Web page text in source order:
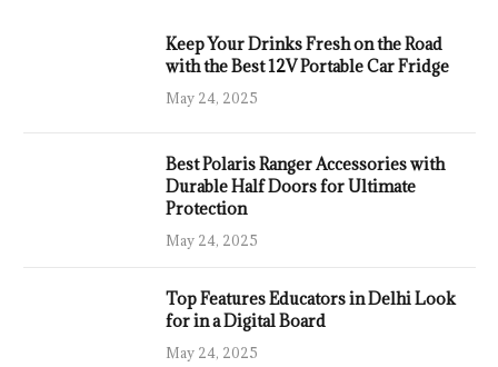
Keep Your Drinks Fresh on the Road
with the Best 12V Portable Car Fridge
May 24, 2025
Best Polaris Ranger Accessories with
Durable Half Doors for Ultimate
Protection
May 24, 2025
Top Features Educators in Delhi Look
for in a Digital Board
May 24, 2025